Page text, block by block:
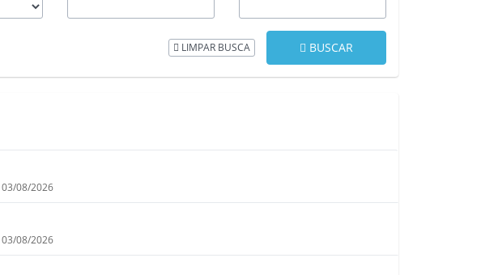
LIMPAR BUSCA BUSCAR
03/08/2026
03/08/2026